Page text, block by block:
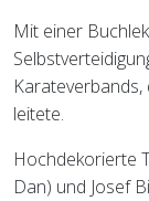
Mit einer
Karateverbands,
leitete.
Hochdekorierte
Dan) und Josef